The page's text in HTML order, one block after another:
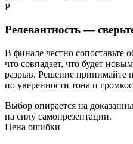
Р
Релевантность —
В финале честно сопоставьте
что совпадает, что будет
разрыв. Решение принимайте
по уверенности тона и
Выбор опирается на
на силу самопрезентации.
Цена ошибки